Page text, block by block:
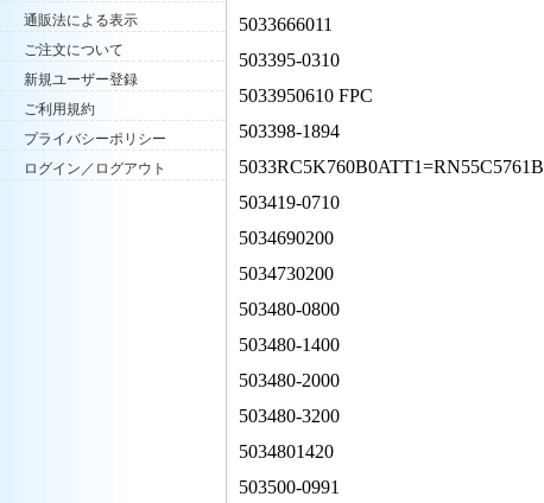
通販法による表示
ご注文について
新規ユーザー登録
ご利用規約
プライバシーポリシー
ログイン／ログアウト
5033666011
503395-0310
5033950610 FPC
503398-1894
5033RC5K760B0ATT1=RN55C5761B
503419-0710
5034690200
5034730200
503480-0800
503480-1400
503480-2000
503480-3200
5034801420
503500-0991